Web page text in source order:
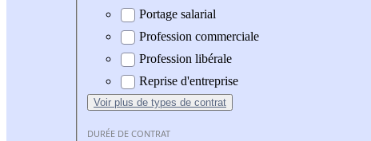
Portage salarial
Profession commerciale
Profession libérale
Reprise d'entreprise
Voir plus de types de contrat
DURÉE DE CONTRAT